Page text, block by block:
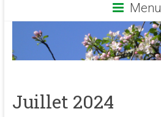
Les
Jardins
Site
Menu
Juillet 2024